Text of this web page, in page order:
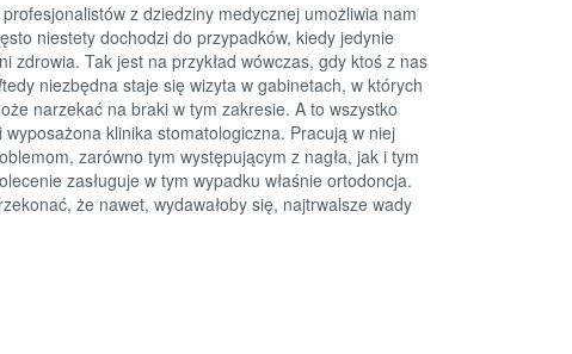
z dziedziny medycznej umożliwia nam
niestety dochodzi do przypadków, kiedy jedynie
zdrowia. Tak jest na przykład wówczas, gdy ktoś z nas
niezbędna staje się wizyta w gabinetach, w których
narzekać na braki w tym zakresie. A to wszystko
klinika stomatologiczna. Pracują w niej
zarówno tym występującym z nagła, jak i tym
zasługuje w tym wypadku właśnie ortodoncja.
że nawet, wydawałoby się, najtrwalsze wady